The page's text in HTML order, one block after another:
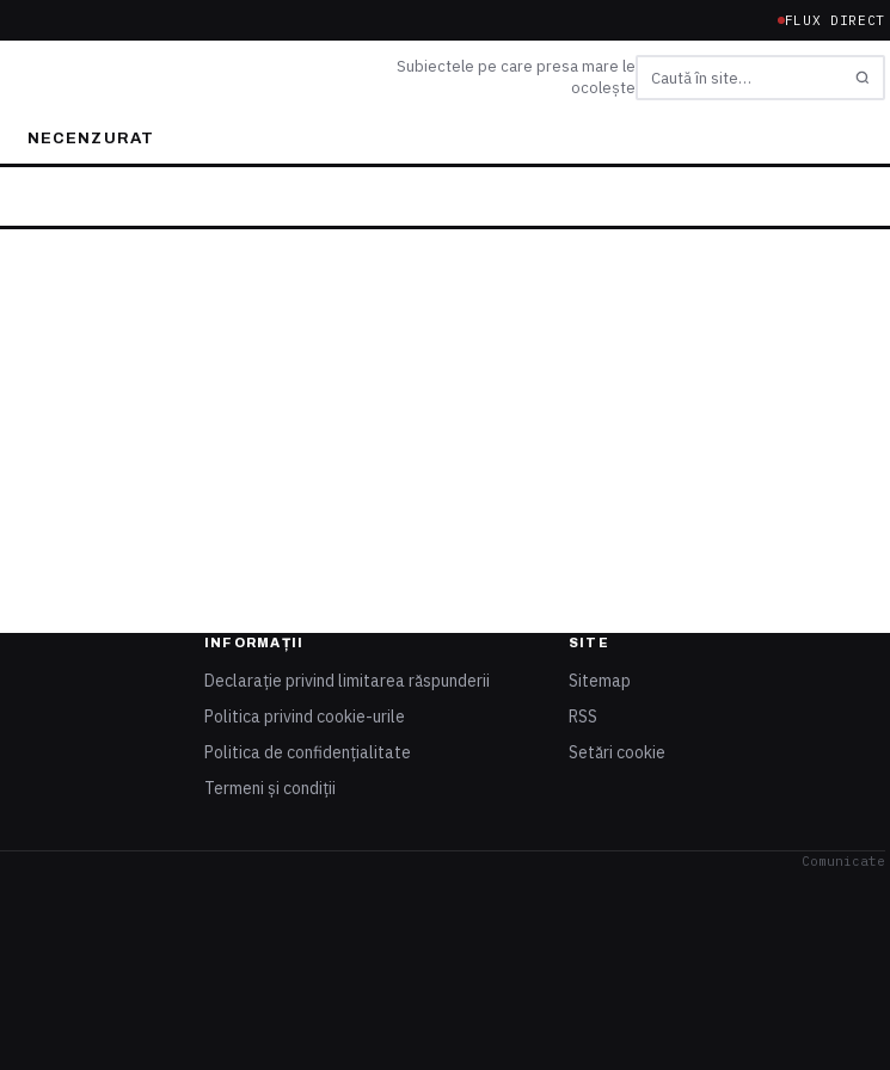
FLUX DIRECT
Subiectele pe care presa mare le
ocolește
Caută
NECENZURAT
INFORMAȚII
Declarație privind limitarea răspunderii
Politica privind cookie-urile
Politica de confidențialitate
Termeni și condiții
SITE
Sitemap
RSS
Setări cookie
Comunicate